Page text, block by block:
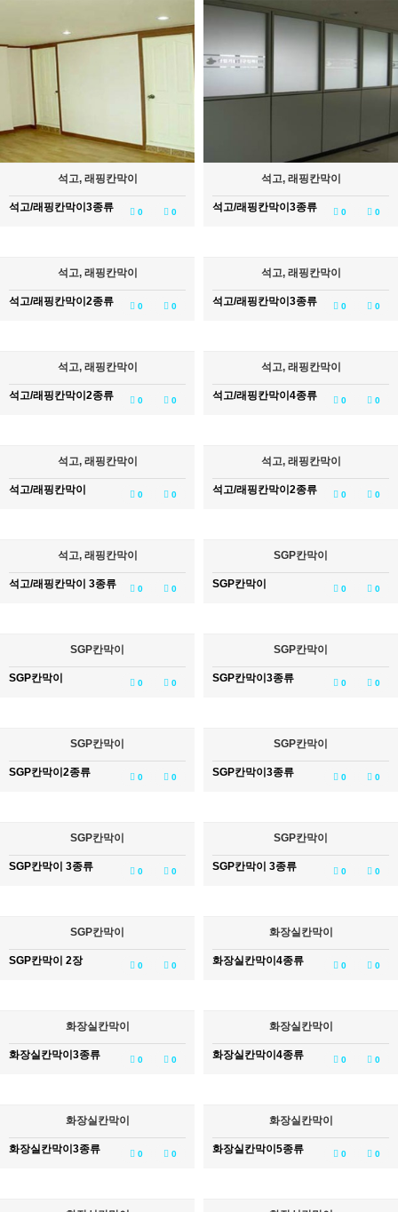
석고, 래핑칸막이
석고/래핑칸막이3종류 0 0
석고, 래핑칸막이
석고/래핑칸막이3종류 0 0
석고, 래핑칸막이
석고/래핑칸막이2종류 0 0
석고, 래핑칸막이
석고/래핑칸막이3종류 0 0
석고, 래핑칸막이
석고/래핑칸막이2종류 0 0
석고, 래핑칸막이
석고/래핑칸막이4종류 0 0
석고, 래핑칸막이
석고/래핑칸막이 0 0
석고, 래핑칸막이
석고/래핑칸막이2종류 0 0
석고, 래핑칸막이
석고/래핑칸막이 3종류 0 0
SGP칸막이
SGP칸막이 0 0
SGP칸막이
SGP칸막이 0 0
SGP칸막이
SGP칸막이3종류 0 0
SGP칸막이
SGP칸막이2종류 0 0
SGP칸막이
SGP칸막이3종류 0 0
SGP칸막이
SGP칸막이 3종류 0 0
SGP칸막이
SGP칸막이 3종류 0 0
SGP칸막이
SGP칸막이 2장 0 0
화장실칸막이
화장실칸막이4종류 0 0
화장실칸막이
화장실칸막이3종류 0 0
화장실칸막이
화장실칸막이4종류 0 0
화장실칸막이
화장실칸막이3종류 0 0
화장실칸막이
화장실칸막이5종류 0 0